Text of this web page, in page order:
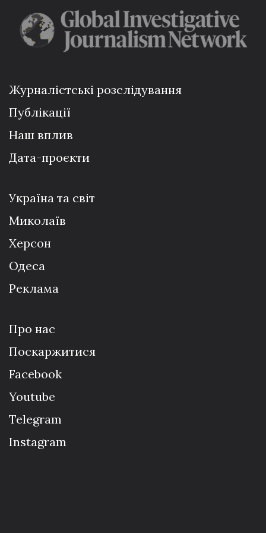
Журналістські розслідування
Публікації
Наш вплив
Дата-проєкти
Україна та світ
Миколаїв
Херсон
Одеса
Реклама
Про нас
Поскаржитися
Facebook
Youtube
Telegram
Instagram